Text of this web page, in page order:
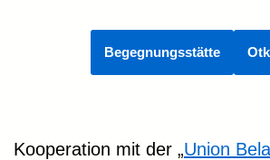
Begegnungsstätte
Kooperation mit der „Union